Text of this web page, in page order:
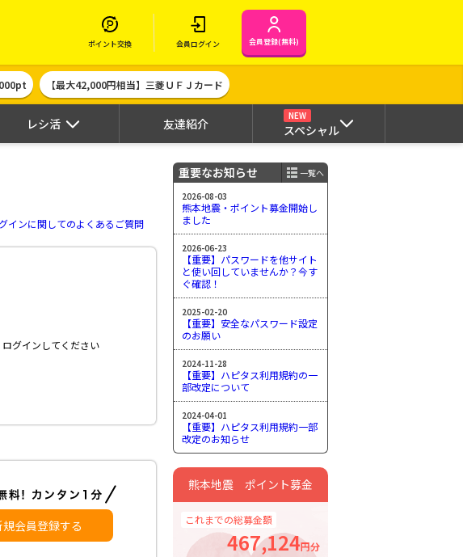
ポイント交換 会員ログイン 会員登録(無料)
【最大42,000円相当】三菱ＵＦＪカード
レシ活 友達紹介
NEW
スペシャル
インに関してのよくあるご質問
グインしてください
規会員登録する
重要なお知らせ
一覧へ
2026-08-03
熊本地震・ポイント募金開始し
ました
2026-06-23
【重要】パスワードを他サイト
と使い回していませんか？今す
ぐ確認！
2025-02-20
【重要】安全なパスワード設定
のお願い
2024-11-28
【重要】ハピタス利用規約の一
部改定について
2024-04-01
【重要】ハピタス利用規約一部
改定のお知らせ
熊本地震 ポイント募金
これまでの総募金額
467,124円分